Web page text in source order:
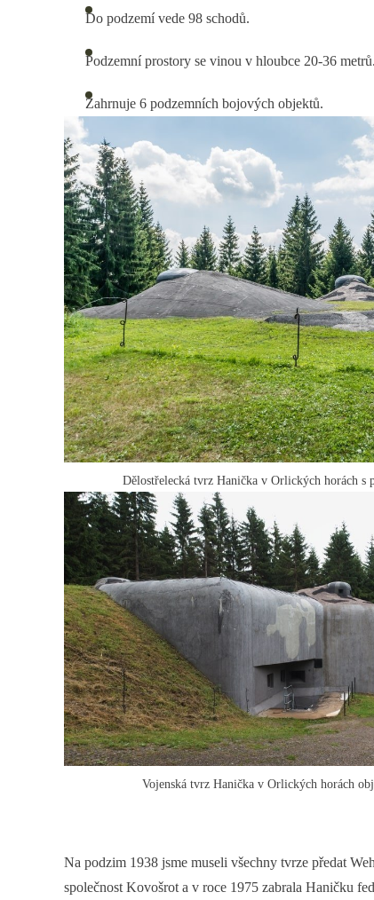
Do podzemí vede 98 schodů.
Podzemní prostory se vinou v hloubce 20-36 metrů.
Zahrnuje 6 podzemních bojových objektů.
Dělostřelecká tvrz Hanička v Orlických horách s
Vojenská tvrz Hanička v Orlických horách
Na podzim 1938 jsme museli všechny tvrze předat
společnost Kovošrot a v roce 1975 zabrala Haničku